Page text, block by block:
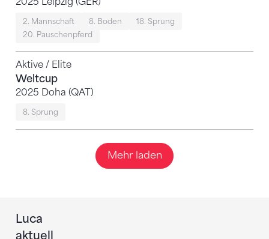
2. Mannschaft 8. Boden
18. Sprung
20. Pauschenpferd
Aktive / Elite
Weltcup
2025 Doha (QAT)
8. Sprung
Mehr laden
Luca
aktuell